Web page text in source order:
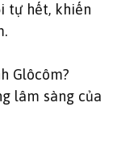
tự hết, khiến
Glôcôm?
lâm sàng của